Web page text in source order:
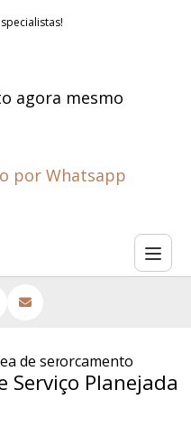
agora mesmo
por Whatsapp
planejadas
de servico planejada
orcamento de
Serviço Planejada